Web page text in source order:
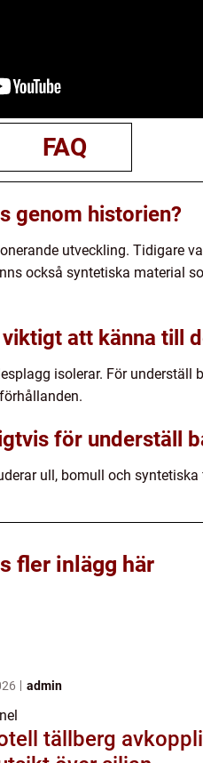
FAQ
genom historien?
utveckling. Tidigare
också syntetiska material
att känna till
isolerar. För underställ
för underställ
ull, bomull och
fler inlägg här
admin
tällberg avkoppling